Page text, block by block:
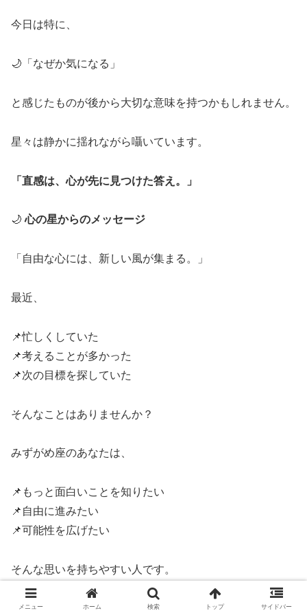
今日は特に、
🌙「なぜか気になる」
と感じたものが後から大切な意味を持つかもしれません。
星々は静かに揺れながら囁いています。
「直感は、心が先に見つけた答え。」
🌙心の星からのメッセージ
「自由な心には、新しい風が集まる。」
最近、
📌忙しくしていた
📌考えることが多かった
📌次の目標を探していた
そんなことはありませんか？
みずがめ座のあなたは、
📌もっと面白いことを知りたい
📌自由に進みたい
📌可能性を広げたい
そんな思いを持ちやすい人です。
でも、未来を見つめる力が強い人ほど、「今ここ」の小さ
メニュー ホーム 検索 トップ サイドバー